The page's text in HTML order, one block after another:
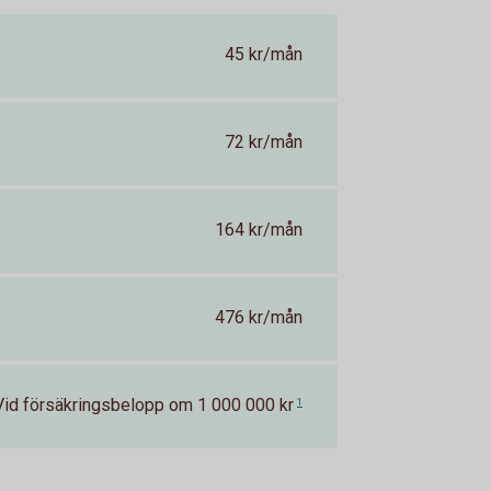
45 kr/mån
72 kr/mån
164 kr/mån
476 kr/mån
försäkringsbelopp om 1 000 000 kr 1